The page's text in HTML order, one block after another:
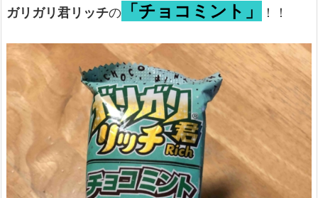
ガリガリ君リッチの 「チョコミント」 ！！